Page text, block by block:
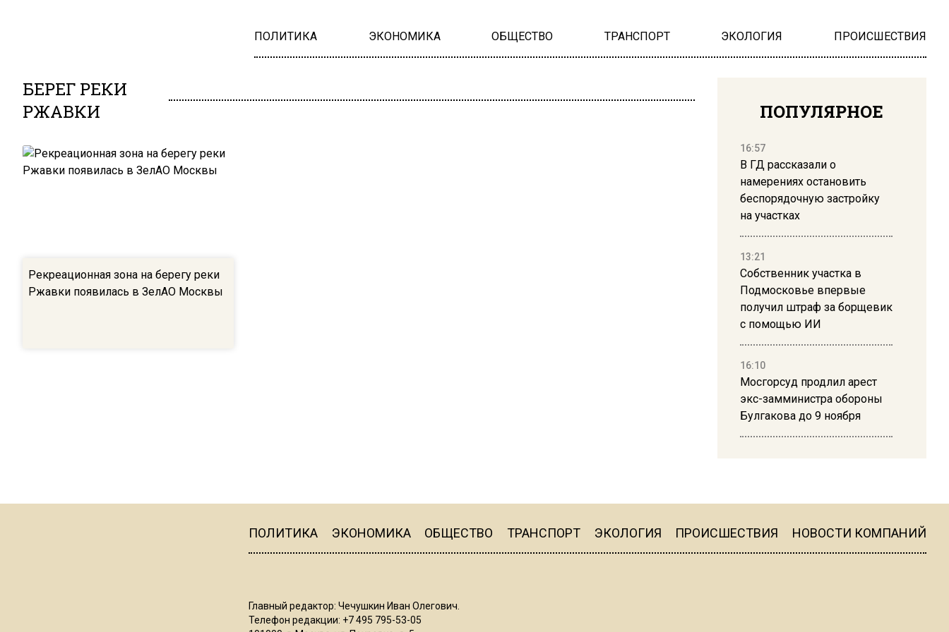
ПОЛИТИКА ЭКОНОМИКА ОБЩЕСТВО ТРАНСПОРТ ЭКОЛОГИЯ ПРОИСШЕСТВИЯ
БЕРЕГ РЕКИ
РЖАВКИ
Рекреационная зона на берегу реки
Ржавки появилась в ЗелАО Москвы
ПОПУЛЯРНОЕ
16:57
В ГД рассказали о
намерениях остановить
беспорядочную застройку
на участках
13:21
Собственник участка в
Подмосковье впервые
получил штраф за борщевик
с помощью ИИ
16:10
Мосгорсуд продлил арест
экс-замминистра обороны
Булгакова до 9 ноября
16:19
ПОЛИТИКА ЭКОНОМИКА ОБЩЕСТВО ТРАНСПОРТ ЭКОЛОГИЯ ПРОИСШЕСТВИЯ НОВОСТИ КОМПАНИЙ
Главный редактор: Чечушкин Иван Олегович.
Телефон редакции: +7 495 795-53-05